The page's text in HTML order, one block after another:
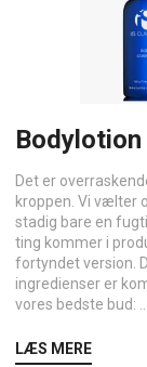
Det er
kroppen. Vi vælter
stadig bare en
ting kommer i
fortyndet version.
ingredienser er
vores bedste bud: ...
LÆS MERE